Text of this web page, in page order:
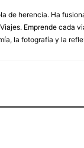
de herencia. Ha
Emprende cada
la fotografía y la